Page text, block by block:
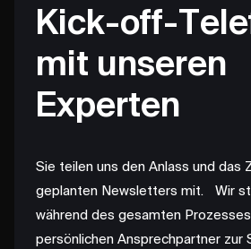
Kick-off-
mit unseren
Experten
Sie teilen uns den Anlass und das
geplanten Newsletters mit. Wir
während des gesamten
persönlichen Ansprechpartner zur